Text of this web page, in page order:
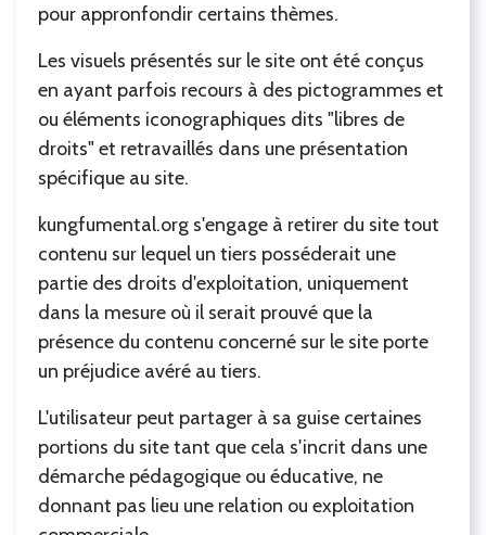
pour appronfondir certains thèmes.
Les visuels présentés sur le site ont été conçus
en ayant parfois recours à des pictogrammes et
ou éléments iconographiques dits "libres de
droits" et retravaillés dans une présentation
spécifique au site.
kungfumental.org s'engage à retirer du site tout
contenu sur lequel un tiers posséderait une
partie des droits d'exploitation, uniquement
dans la mesure où il serait prouvé que la
présence du contenu concerné sur le site porte
un préjudice avéré au tiers.
L'utilisateur peut partager à sa guise certaines
portions du site tant que cela s'incrit dans une
démarche pédagogique ou éducative, ne
donnant pas lieu une relation ou exploitation